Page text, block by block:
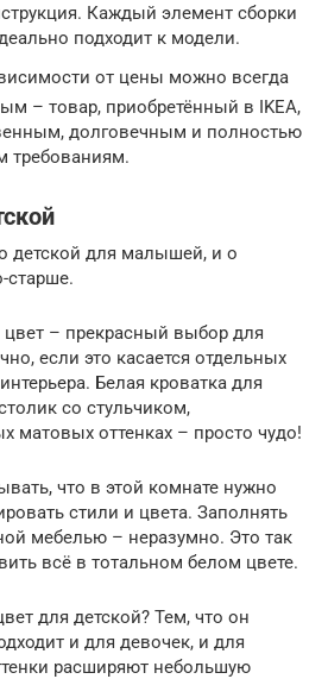
Каждый элемент сборки
подходит к модели.
от цены можно всегда
– товар, приобретённый в IKEA,
долговечным и полностью
требованиям.
детской для малышей, и о
старше.
– прекрасный выбор для
если это касается отдельных
Белая кроватка для
со стульчиком,
матовых оттенках – просто чудо!
что в этой комнате нужно
стили и цвета. Заполнять
мебелью – неразумно. Это так
всё в тотальном белом цвете.
для детской? Тем, что он
и для девочек, и для
расширяют небольшую